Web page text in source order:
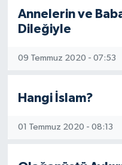
Annelerin ve
Dileğiyle
09 Temmuz 2020 - 07:53
Hangi İslam?
01 Temmuz 2020 - 08:13